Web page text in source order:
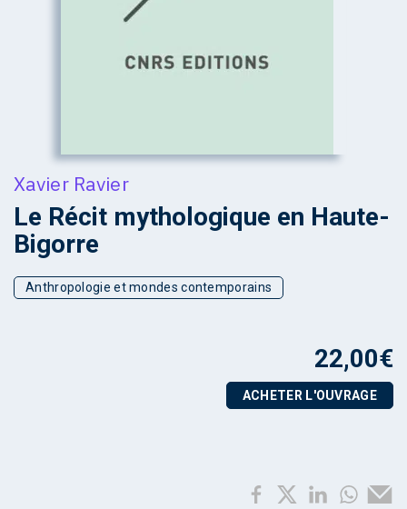
Xavier Ravier
Le Récit mythologique en Haute-
Bigorre
Anthropologie et mondes contemporains
22,00€
ACHETER L'OUVRAGE